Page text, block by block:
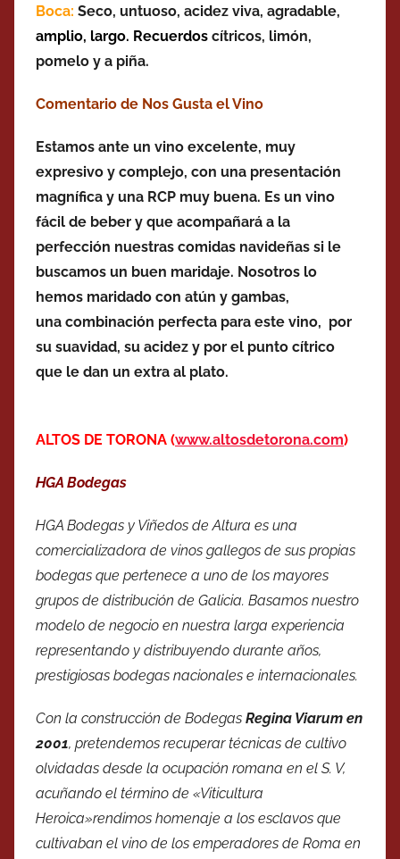
Boca: Seco, untuoso, acidez viva, agradable,
amplio, largo. Recuerdos cítricos, limón,
pomelo y a piña.
Comentario de Nos Gusta el Vino
Estamos ante un vino excelente, muy
expresivo y complejo, con una presentación
magnífica y una RCP muy buena. Es un vino
fácil de beber y que acompañará a la
perfección nuestras comidas navideñas si le
buscamos un buen maridaje. Nosotros lo
hemos maridado con atún y gambas,
una combinación perfecta para este vino, por
su suavidad, su acidez y por el punto cítrico
que le dan un extra al plato.
ALTOS DE TORONA (www.altosdetorona.com)
HGA Bodegas
HGA Bodegas y Viñedos de Altura es una
comercializadora de vinos gallegos de sus propias
bodegas que pertenece a uno de los mayores
grupos de distribución de Galicia. Basamos nuestro
modelo de negocio en nuestra larga experiencia
representando y distribuyendo durante años,
prestigiosas bodegas nacionales e internacionales.
Con la construcción de Bodegas Regina Viarum en
2001, pretendemos recuperar técnicas de cultivo
olvidadas desde la ocupación romana en el S. V,
acuñando el término de «Viticultura
Heroica»rendimos homenaje a los esclavos que
cultivaban el vino de los emperadores de Roma en